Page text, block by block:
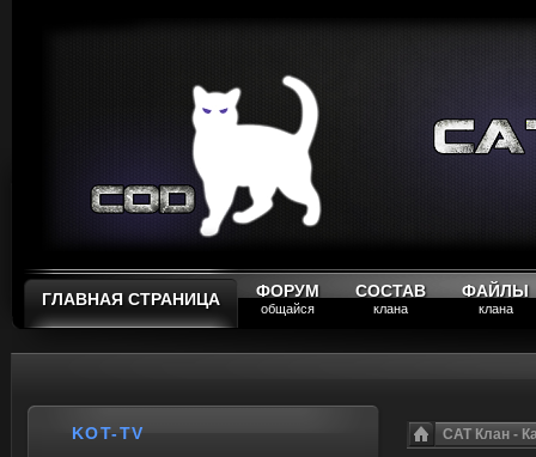
ГЛАВНАЯ СТРАНИЦА ФОРУМ
общайся
СОСТАВ
клана
ФАЙЛЫ
клана
CAT Клан -
KOT-TV